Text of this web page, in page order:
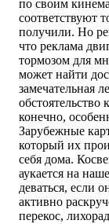
по своим
соответствуют
получили. Но
что реклама
тормозом для
может найти
замечательная
обстоятельство
конечно,
Зарубежные
который их
себя дома.
аукается на
деваться, если
активно
перекос,